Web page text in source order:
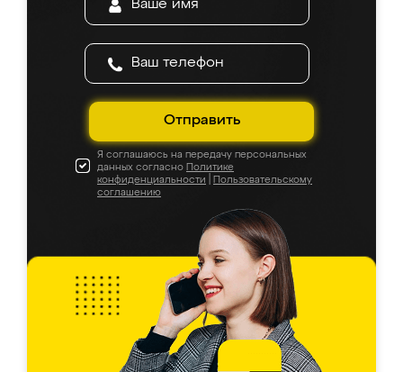
Отправить
Я соглашаюсь на передачу персональных
данных согласно Политике
конфиденциальности
Пользовательскому
соглашению